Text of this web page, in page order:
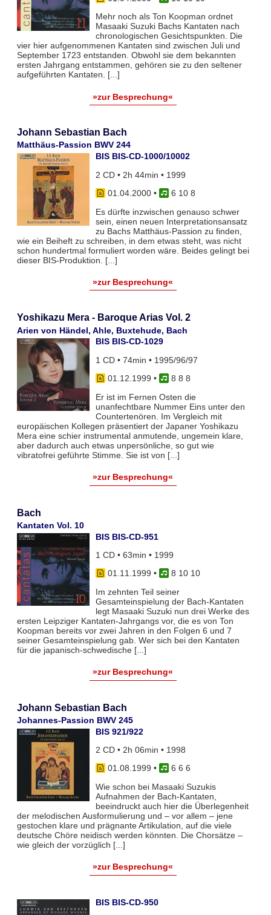
Mehr noch als Ton Koopman ordnet
Masaaki Suzuki Bachs Kantaten nach
chronologischen Gesichtspunkten. Die
vier hier aufgenommenen Kantaten sind zwischen Juli und
September 1723 entstanden. Obwohl sie dem bekannten
ersten Jahrgang entstammen, gehören sie zu den seltener
aufgeführten Kantaten. [...]
»zur Besprechung«
Johann Sebastian Bach
Matthäus-Passion BWV 244
BIS BIS-CD-1000/10002
2 CD • 2h 44min • 1999
01.04.2000•
6 10 8
Es dürfte inzwischen genauso schwer
sein, einen neuen Interpretationsansatz
zu Bachs Matthäus-Passion zu finden,
wie ein Beiheft zu schreiben, in dem etwas steht, was nicht
schon hundertmal formuliert worden wäre. Beides gelingt bei
dieser BIS-Produktion. [...]
»zur Besprechung«
Yoshikazu Mera - Baroque Arias Vol. 2
Arien von Händel, Ahle, Buxtehude, Bach
BIS BIS-CD-1029
1 CD • 74min • 1995/96/97
01.12.1999 •
8 8 8
Er ist im Fernen Osten die
unanfechtbare Nummer Eins unter den
Countertenören. Im Vergleich mit
europäischen Kollegen präsentiert der Japaner Yoshikazu
Mera eine schier instrumental anmutende, ungemein klare,
aber dadurch auch etwas unpersönliche, so gut wie
vibratofrei geführte Stimme. Sie ist von [...]
»zur Besprechung«
Bach
Kantaten Vol. 10
BIS BIS-CD-951
1 CD • 63min • 1999
01.11.1999 •
8 10 10
Im zehnten Teil seiner
Gesamteinspielung der Bach-Kantaten
legt Masaaki Suzuki nun drei Werke des
ersten Leipziger Kantaten-Jahrgangs vor, die es von Ton
Koopman bereits vor zwei Jahren in den Folgen 6 und 7
seiner Gesamteinspielung gab. Wer sich bei den Kantaten
für die japanisch-schwedische [...]
»zur Besprechung«
Johann Sebastian Bach
Johannes-Passion BWV 245
BIS 921/922
2 CD • 2h 06min • 1998
01.08.1999 •
6 6 6
Wie schon bei Masaaki Suzukis
Aufnahmen der Bach-Kantaten,
beeindruckt auch hier die Überlegenheit
der melodischen Ausformulierung und – vor allem – jene
gestochen klare und prägnante Artikulation, auf die viele
deutsche Chöre neidisch werden könnten. Die Chorsätze –
wie gleich der vorzüglich [...]
»zur Besprechung«
BIS BIS-CD-950